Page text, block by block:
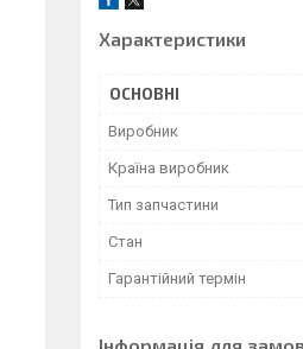
Характеристики
ОСНОВНІ
Виробник
Країна виробник
Тип запчастини
Стан
Гарантійний термін
Інформація для